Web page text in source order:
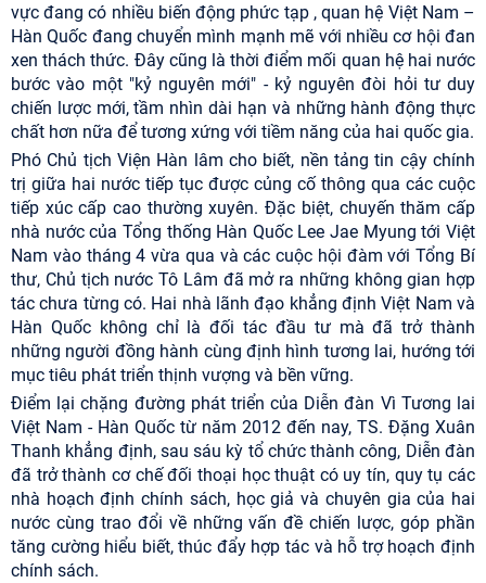
vực đang có nhiều biến động phức tạp , quan hệ Việt Nam –
Hàn Quốc đang chuyển mình mạnh mẽ với nhiều cơ hội đan
xen thách thức. Đây cũng là thời điểm mối quan hệ hai nước
bước vào một "kỷ nguyên mới" - kỷ nguyên đòi hỏi tư duy
chiến lược mới, tầm nhìn dài hạn và những hành động thực
chất hơn nữa để tương xứng với tiềm năng của hai quốc gia.
Phó Chủ tịch Viện Hàn lâm cho biết, nền tảng tin cậy chính
trị giữa hai nước tiếp tục được củng cố thông qua các cuộc
tiếp xúc cấp cao thường xuyên. Đặc biệt, chuyến thăm cấp
nhà nước của Tổng thống Hàn Quốc Lee Jae Myung tới Việt
Nam vào tháng 4 vừa qua và các cuộc hội đàm với Tổng Bí
thư, Chủ tịch nước Tô Lâm đã mở ra những không gian hợp
tác chưa từng có. Hai nhà lãnh đạo khẳng định Việt Nam và
Hàn Quốc không chỉ là đối tác đầu tư mà đã trở thành
những người đồng hành cùng định hình tương lai, hướng tới
mục tiêu phát triển thịnh vượng và bền vững.
Điểm lại chặng đường phát triển của Diễn đàn Vì Tương lai
Việt Nam - Hàn Quốc từ năm 2012 đến nay, TS. Đặng Xuân
Thanh khẳng định, sau sáu kỳ tổ chức thành công, Diễn đàn
đã trở thành cơ chế đối thoại học thuật có uy tín, quy tụ các
nhà hoạch định chính sách, học giả và chuyên gia của hai
nước cùng trao đổi về những vấn đề chiến lược, góp phần
tăng cường hiểu biết, thúc đẩy hợp tác và hỗ trợ hoạch định
chính sách.